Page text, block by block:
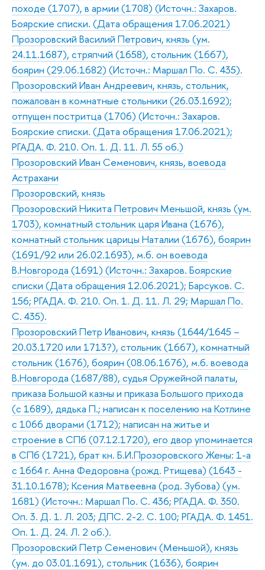
походе (1707), в армии (1708) (Источн.: Захаров.
Боярские списки. (Дата обращения 17.06.2021)
Прозоровский Василий Петрович, князь (ум.
24.11.1687), стряпчий (1658), стольник (1667),
боярин (29.06.1682) (Источн.: Маршал По. С. 435).
Прозоровский Иван Андреевич, князь, стольник,
пожалован в комнатные стольники (26.03.1692);
отпущен постритца (1706) (Источн.: Захаров.
Боярские списки. (Дата обращения 17.06.2021);
РГАДА. Ф. 210. Оп. 1. Д. 11. Л. 55 об.)
Прозоровский Иван Семенович, князь, воевода
Астрахани
Прозоровский, князь
Прозоровский Никита Петрович Меньшой, князь (ум.
1703), комнатный стольник царя Ивана (1676),
комнатный стольник царицы Наталии (1676), боярин
(1691/92 или 26.02.1693), м.б. он воевода
В.Новгорода (1691) (Источн.: Захаров. Боярские
списки (Дата обращения 12.06.2021); Барсуков. С.
156; РГАДА. Ф. 210. Оп. 1. Д. 11. Л. 29; Маршал По.
С. 435).
Прозоровский Петр Иванович, князь (1644/1645 –
20.03.1720 или 1713?), стольник (1667), комнатный
стольник (1676), боярин (08.06.1676), м.б. воевода
В.Новгорода (1687/88), судья Оружейной палаты,
приказа Большой казны и приказа Большого прихода
(с 1689), дядька П.; написан к поселению на Котлине
с 1066 дворами (1712); написан на житье и
строение в СПб (07.12.1720), его двор упоминается
в СПб (1721), брат кн. Б.И.Прозоровского Жены: 1-а
с 1664 г. Анна Федоровна (рожд. Ртищева) (1643 -
31.10.1678); Ксения Матвеевна (род. Зубова) (ум.
1681) (Источн.: Маршал По. С. 436; РГАДА. Ф. 350.
Оп. 3. Д. 1. Л. 203; ДПС. 2-2. С. 100; РГАДА. Ф. 1451.
Оп. 1. Д. 24. Л. 2 об.).
Прозоровский Петр Семенович (Меньшой), князь
(ум. до 03.01.1691), стольник (1636), боярин